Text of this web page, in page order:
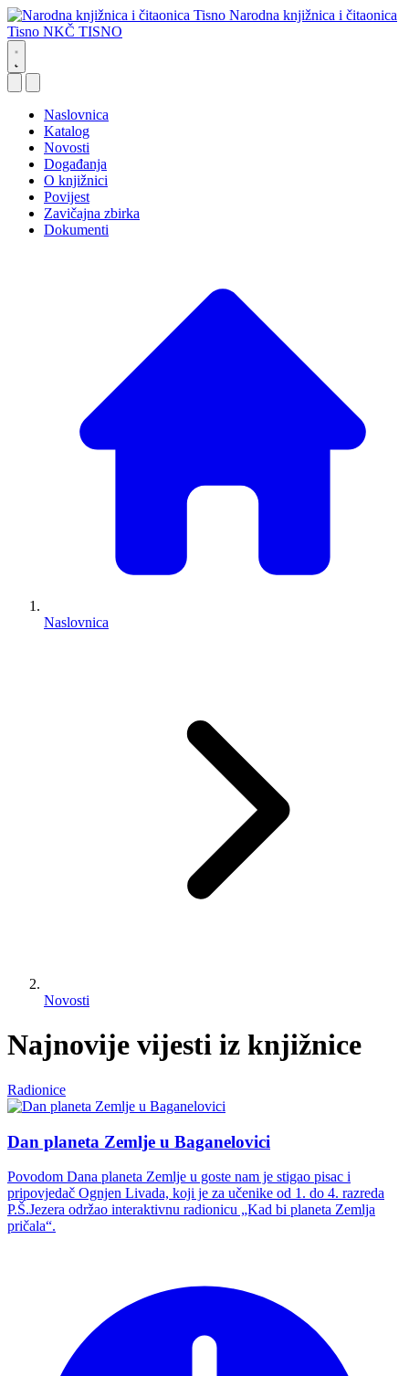
Narodna knjižnica i čitaonica
Tisno NKČ TISNO
Naslovnica
Katalog
Novosti
Događanja
O knjižnici
Povijest
Zavičajna zbirka
Dokumenti
Naslovnica
Novosti
Najnovije vijesti iz knjižnice
Radionice
Dan planeta Zemlje u Baganelovici
Povodom Dana planeta Zemlje u goste nam je stigao pisac i
pripovjedač Ognjen Livada, koji je za učenike od 1. do 4. razreda
P.Š.Jezera održao interaktivnu radionicu „Kad bi planeta Zemlja
pričala“.